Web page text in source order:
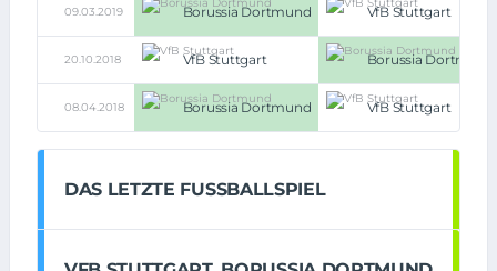
09.03.2019 Borussia Dortmund VfB Stuttgart
20.10.2018 VfB Stuttgart Borussia Dortmund
08.04.2018 Borussia Dortmund VfB Stuttgart
DAS LETZTE FUSSBALLSPIEL